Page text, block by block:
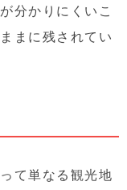
分かりにくいこ
まに残されてい
て単なる観光地